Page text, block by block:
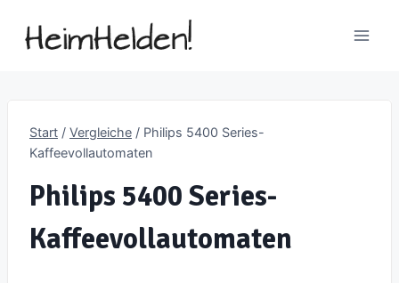
Inhalt
Start / Vergleiche / Philips 5400 Series-
Kaffeevollautomaten
Philips 5400 Series-
Kaffeevollautomaten